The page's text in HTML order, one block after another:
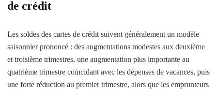
de crédit
Les soldes des cartes de crédit suivent généralement un modèle
saisonnier prononcé : des augmentations modestes aux deuxième
et troisième trimestres, une augmentation plus importante au
quatrième trimestre coïncidant avec les dépenses de vacances, puis
une forte réduction au premier trimestre, alors que les emprunteurs